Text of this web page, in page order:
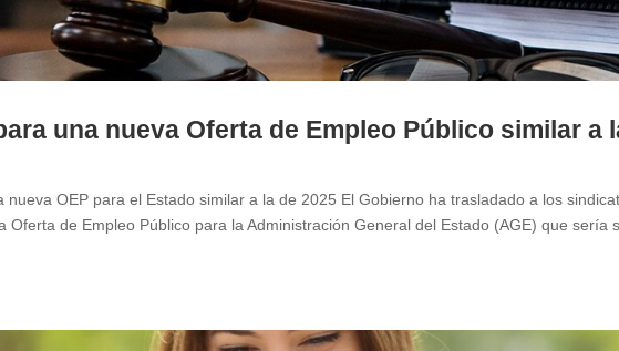
una nueva Oferta de Empleo Público similar a
nueva OEP para el Estado similar a la de 2025 El Gobierno ha trasladado a los
Oferta de Empleo Público para la Administración General del Estado (AGE) que sería